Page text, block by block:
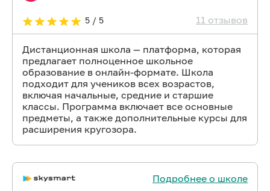
5 / 5 11 отзывов
Дистанционная школа — платформа, которая
предлагает полноценное школьное
образование в онлайн-формате. Школа
подходит для учеников всех возрастов,
включая начальные, средние и старшие
классы. Программа включает все основные
предметы, а также дополнительные курсы для
расширения кругозора.
Подробнее о школе